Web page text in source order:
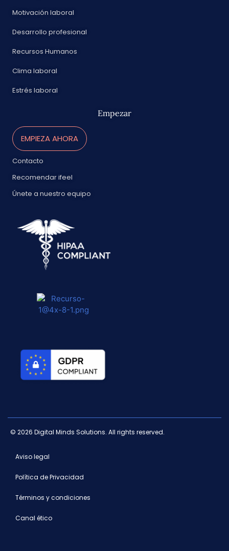
Motivación laboral
Desarrollo profesional
Recursos Humanos
Clima laboral
Estrés laboral
Empezar
EMPIEZA AHORA
Contacto
Recomendar ifeel
Únete a nuestro equipo
© 2026 Digital Minds Solutions. All rights reserved.
Aviso legal
Política de Privacidad
Términos y condiciones
Canal ético